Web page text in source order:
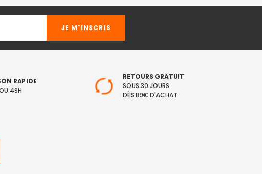
RAPIDE
48H
RETOURS GRATUIT
SOUS 30 JOURS
DÈS 89€ D'ACHAT